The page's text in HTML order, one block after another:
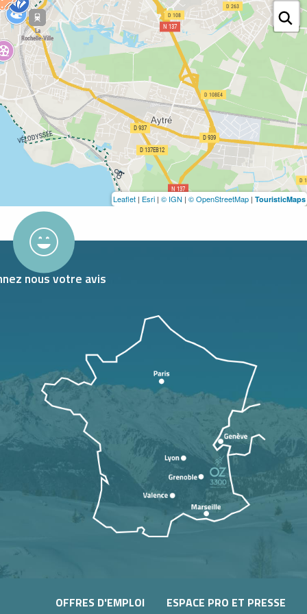
Leaflet | Esri | © IGN | © OpenStreetMap | TouristicMaps
nous votre avis
OFFRES D'EMPLOI ESPACE PRO ET PRESSE